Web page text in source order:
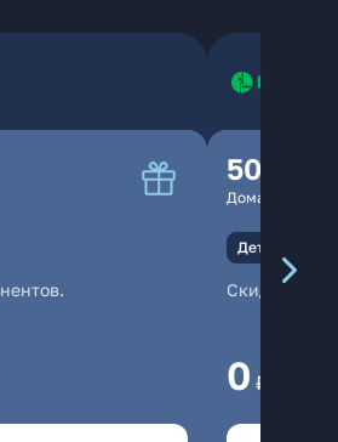
500
Домашний
Детали
Скидка
0 ₽/мес